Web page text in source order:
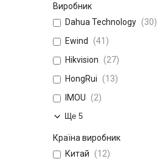
Виробник
Dahua Technology
30
Ewind
41
Hikvision
27
HongRui
13
IMOU
2
Ще 5
Країна виробник
Китай
12